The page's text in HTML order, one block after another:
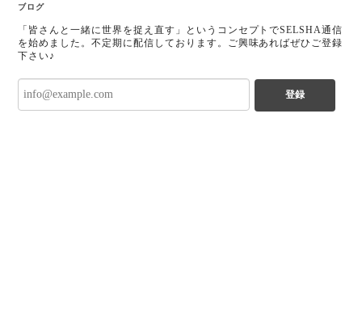
ブログ
「皆さんと一緒に世界を捉え直す」というコンセプトでSELSHA通信
を始めました。不定期に配信しております。ご興味あればぜひご登録
下さい♪
登録